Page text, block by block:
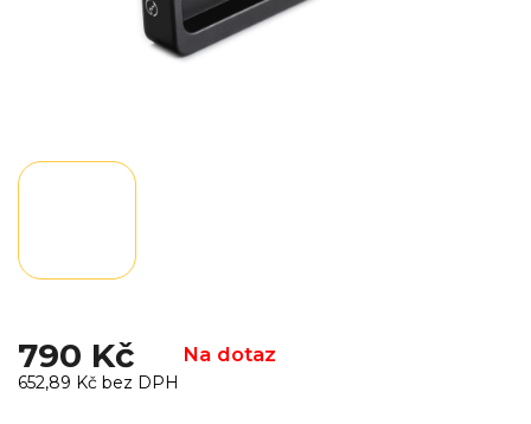
790 Kč Na dotaz
652,89 Kč bez DPH